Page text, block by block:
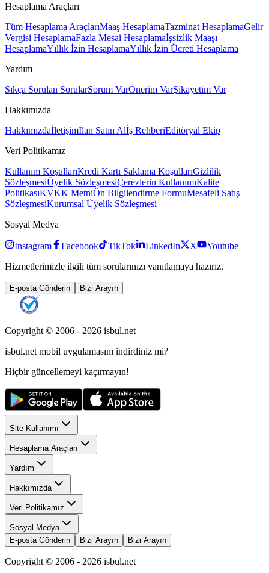
Hesaplama Araçları
Tüm Hesaplama AraçlarıMaaş HesaplamaTazminat HesaplamaGelir
Vergisi HesaplamaFazla Mesai Hesaplamaİşsizlik Maaşı
HesaplamaYıllık İzin HesaplamaYıllık İzin Ücreti Hesaplama
Yardım
Sıkça Sorulan SorularSorum VarÖnerim VarŞikayetim Var
Hakkımızda
Hakkımızdaİletişimİlan Satın Alİş RehberiEditöryal Ekip
Veri Politikamız
Kullanım KoşullarıKredi Kartı Saklama KoşullarıGizlilik
SözleşmesiÜyelik SözleşmesiÇerezlerin KullanımıKalite
PolitikasıKVKK MetniÖn Bilgilendirme FormuMesafeli Satış
SözleşmesiKurumsal Üyelik Sözleşmesi
Sosyal Medya
Instagram Facebook TikTok LinkedIn X
Youtube
Hizmetlerimizle ilgili tüm sorularınızı yanıtlamaya hazırız.
E-posta Gönderin Bizi Arayın
Copyright © 2006 - 2026 isbul.net
isbul.net mobil uygulamasını indirdiniz mi?
Hiçbir güncellemeyi kaçırmayın!
Site Kullanımı
Hesaplama Araçları
Yardım
Hakkımızda
Veri Politikamız
Sosyal Medya
E-posta Gönderin
Bizi Arayın Bizi Arayın
Copyright © 2006 - 2026 isbul.net